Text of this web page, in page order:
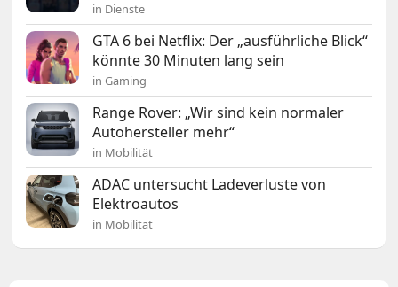
in Dienste
GTA 6 bei Netflix: Der „ausführliche Blick“
könnte 30 Minuten lang sein
in Gaming
Range Rover: „Wir sind kein normaler
Autohersteller mehr“
in Mobilität
ADAC untersucht Ladeverluste von
Elektroautos
in Mobilität